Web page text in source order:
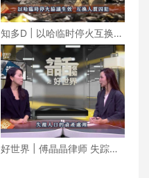
知多D | 以哈临时停火互换人
质囚犯 朝鲜成功发射军事侦
察卫星
好世界 | 傅晶晶律师 失踪人